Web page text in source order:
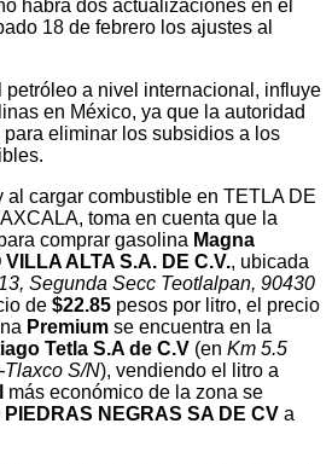
habrá dos actualizaciones en el
18 de febrero los ajustes al
petróleo a nivel internacional, influye
en México, ya que la autoridad
eliminar los subsidios a los
al cargar combustible en TETLA DE
toma en cuenta que la
comprar gasolina Magna
VILLA ALTA S.A. DE C.V., ubicada
Segunda Secc Teotlalpan, 90430
de $22.85 pesos por litro, el precio
Premium se encuentra en la
Tetla S.A de C.V (en Km 5.5
Tlaxco S/N), vendiendo el litro a
más económico de la zona se
PIEDRAS NEGRAS SA DE CV a